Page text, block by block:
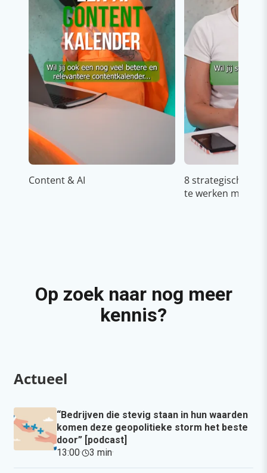
Content & AI
8 strategische
te werken met
Op zoek naar nog meer
kennis?
Actueel
“Bedrijven die stevig staan in hun waarden
komen deze geopolitieke storm het beste
door” [podcast]
13:00· 3 min·